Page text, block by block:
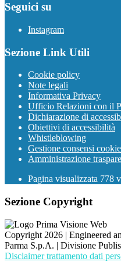
Seguici su
Instagram
Sezione Link Utili
Cookie policy
Note legali
Informativa Privacy
Ufficio Relazioni con il
Dichiarazione di
Obiettivi di accessibilità
Whistleblowing
Gestione consensi cookie
Amministrazione
Pagina visualizzata 778
Sezione Copyright
Copyright 2026 | Engineered
Parma S.p.A. | Divisione
Disclaimer trattamento dati